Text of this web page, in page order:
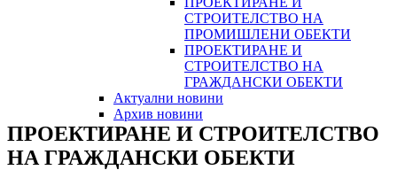
СТРОИТЕЛСТВО НА
ПРОМИШЛЕНИ ОБЕКТИ
ПРОЕКТИРАНЕ И
СТРОИТЕЛСТВО НА
ГРАЖДАНСКИ ОБЕКТИ
Актуални новини
Архив новини
ПРОЕКТИРАНЕ И СТРОИТЕЛСТВО
НА ГРАЖДАНСКИ ОБЕКТИ